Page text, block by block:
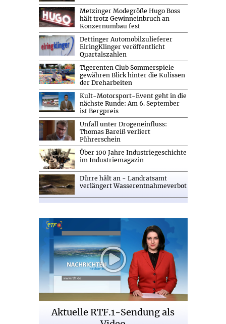
Metzinger Modegröße Hugo Boss
hält trotz Gewinneinbruch an
Konzernumbau fest
Dettinger Automobilzulieferer
ElringKlinger veröffentlicht
Quartalszahlen
Tigerenten Club Sommerspiele
gewähren Blick hinter die Kulissen
der Dreharbeiten
Kult-Motorsport-Event geht in die
nächste Runde: Am 6. September
ist Bergpreis
Unfall unter Drogeneinfluss:
Thomas Bareiß verliert
Führerschein
Über 100 Jahre Industriegeschichte
im Industriemagazin
Dürre hält an - Landratsamt
verlängert Wasserentnahmeverbot
Aktuelle RTF.1-Sendung als